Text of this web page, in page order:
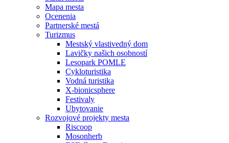
Mapa mesta
Ocenenia
Partnerské mestá
Turizmus
Mestský vlastivedný dom
Lavičky našich osobností
Lesopark POMLE
Cykloturistika
Vodná turistika
X-bionicsphere
Festivaly
Ubytovanie
Rozvojové projekty mesta
Riscoop
Mosonherb